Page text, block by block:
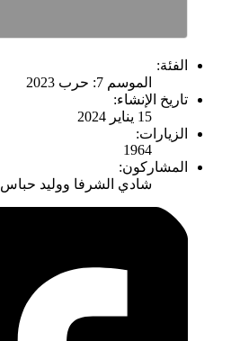
الفئة:
الموسم 7: حرب 2023
تاريخ الإنشاء:
15 يناير 2024
الزيارات:
1964
المشاركون:
شادي الشرفا ووليد حباس